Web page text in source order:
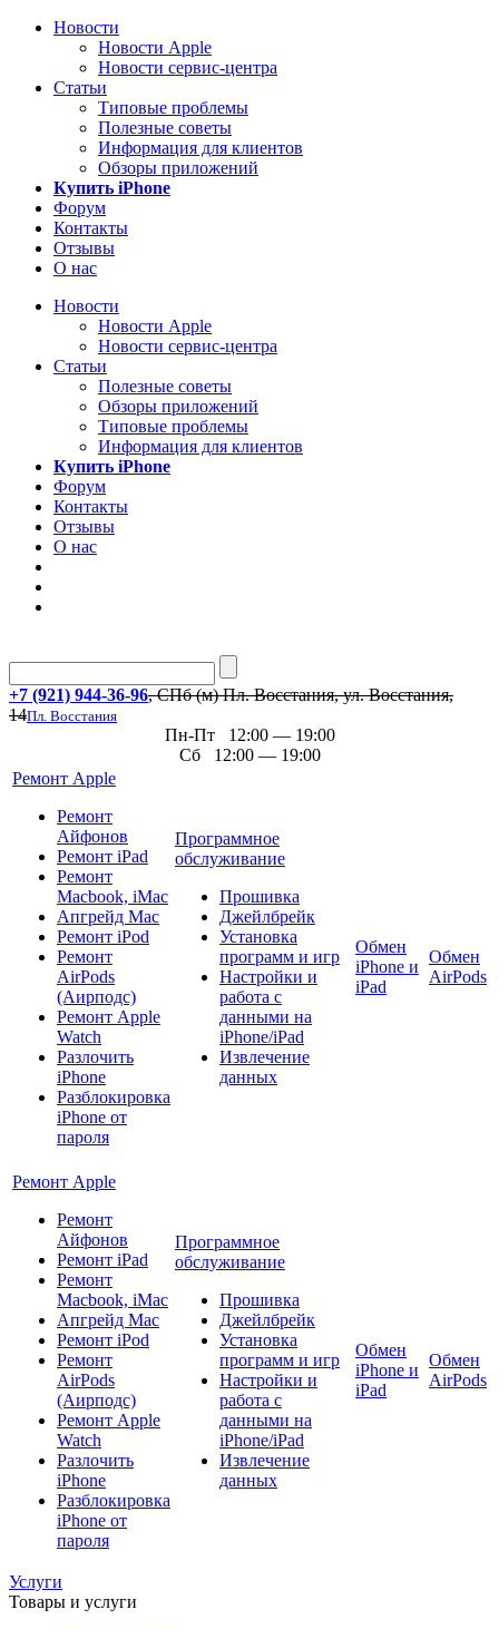
Новости
Новости Apple
Новости сервис-центра
Статьи
Типовые проблемы
Полезные советы
Информация для клиентов
Обзоры приложений
Купить iPhone
Форум
Контакты
Отзывы
О нас
Новости
Новости Apple
Новости сервис-центра
Статьи
Полезные советы
Обзоры приложений
Типовые проблемы
Информация для клиентов
Купить iPhone
Форум
Контакты
Отзывы
О нас
+7 (921) 944-36-96, СПб (м) Пл. Восстания, ул. Восстания,
14Пл. Восстания
Пн-Пт 12:00 — 19:00
Сб 12:00 — 19:00
Ремонт Apple
Ремонт
Айфонов
Ремонт iPad
Ремонт
Macbook, iMac
Апгрейд Mac
Ремонт iPod
Ремонт
AirPods
(Аирподс)
Ремонт Apple
Watch
Разлочить
iPhone
Разблокировка
iPhone от
пароля
Программное
обслуживание
Прошивка
Джейлбрейк
Установка
программ и игр
Настройки и
работа с
данными на
iPhone/iPad
Извлечение
данных
Обмен
iPhone и
iPad
Обмен
AirPods
Ремонт Apple
Ремонт
Айфонов
Ремонт iPad
Ремонт
Macbook, iMac
Апгрейд Mac
Ремонт iPod
Ремонт
AirPods
(Аирподс)
Ремонт Apple
Watch
Разлочить
iPhone
Разблокировка
iPhone от
пароля
Программное
обслуживание
Прошивка
Джейлбрейк
Установка
программ и игр
Настройки и
работа с
данными на
iPhone/iPad
Извлечение
данных
Обмен
iPhone и
iPad
Обмен
AirPods
Услуги
Товары и услуги